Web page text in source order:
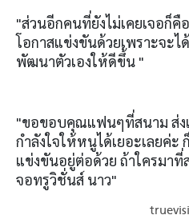
"ส่วนอีกคนที่ยังไม่เคยเจอก็คื
โอกาสแข่งขันด้วยเพราะจะไ
พัฒนาตัวเองให้ดีขึ้น "
"ขอขอบคุณแฟนๆที่สนาม ส่ง
กำลังใจให้หนูได้เยอะเลยค่
แข่งขันอยู่ต่อด้วย ถ้าใครมา
จอทรูวิชั่นส์ นาว"